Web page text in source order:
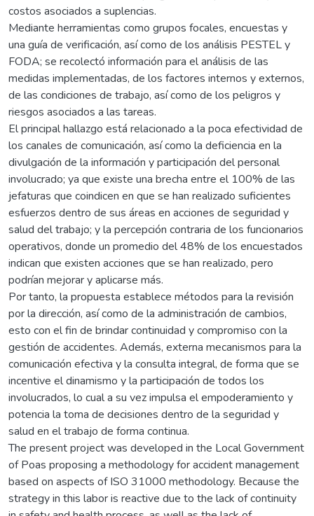
costos asociados a suplencias.
Mediante herramientas como grupos focales, encuestas y
una guía de verificación, así como de los análisis PESTEL y
FODA; se recolectó información para el análisis de las
medidas implementadas, de los factores internos y externos,
de las condiciones de trabajo, así como de los peligros y
riesgos asociados a las tareas.
El principal hallazgo está relacionado a la poca efectividad de
los canales de comunicación, así como la deficiencia en la
divulgación de la información y participación del personal
involucrado; ya que existe una brecha entre el 100% de las
jefaturas que coindicen en que se han realizado suficientes
esfuerzos dentro de sus áreas en acciones de seguridad y
salud del trabajo; y la percepción contraria de los funcionarios
operativos, donde un promedio del 48% de los encuestados
indican que existen acciones que se han realizado, pero
podrían mejorar y aplicarse más.
Por tanto, la propuesta establece métodos para la revisión
por la dirección, así como de la administración de cambios,
esto con el fin de brindar continuidad y compromiso con la
gestión de accidentes. Además, externa mecanismos para la
comunicación efectiva y la consulta integral, de forma que se
incentive el dinamismo y la participación de todos los
involucrados, lo cual a su vez impulsa el empoderamiento y
potencia la toma de decisiones dentro de la seguridad y
salud en el trabajo de forma continua.
The present project was developed in the Local Government
of Poas proposing a methodology for accident management
based on aspects of ISO 31000 methodology. Because the
strategy in this labor is reactive due to the lack of continuity